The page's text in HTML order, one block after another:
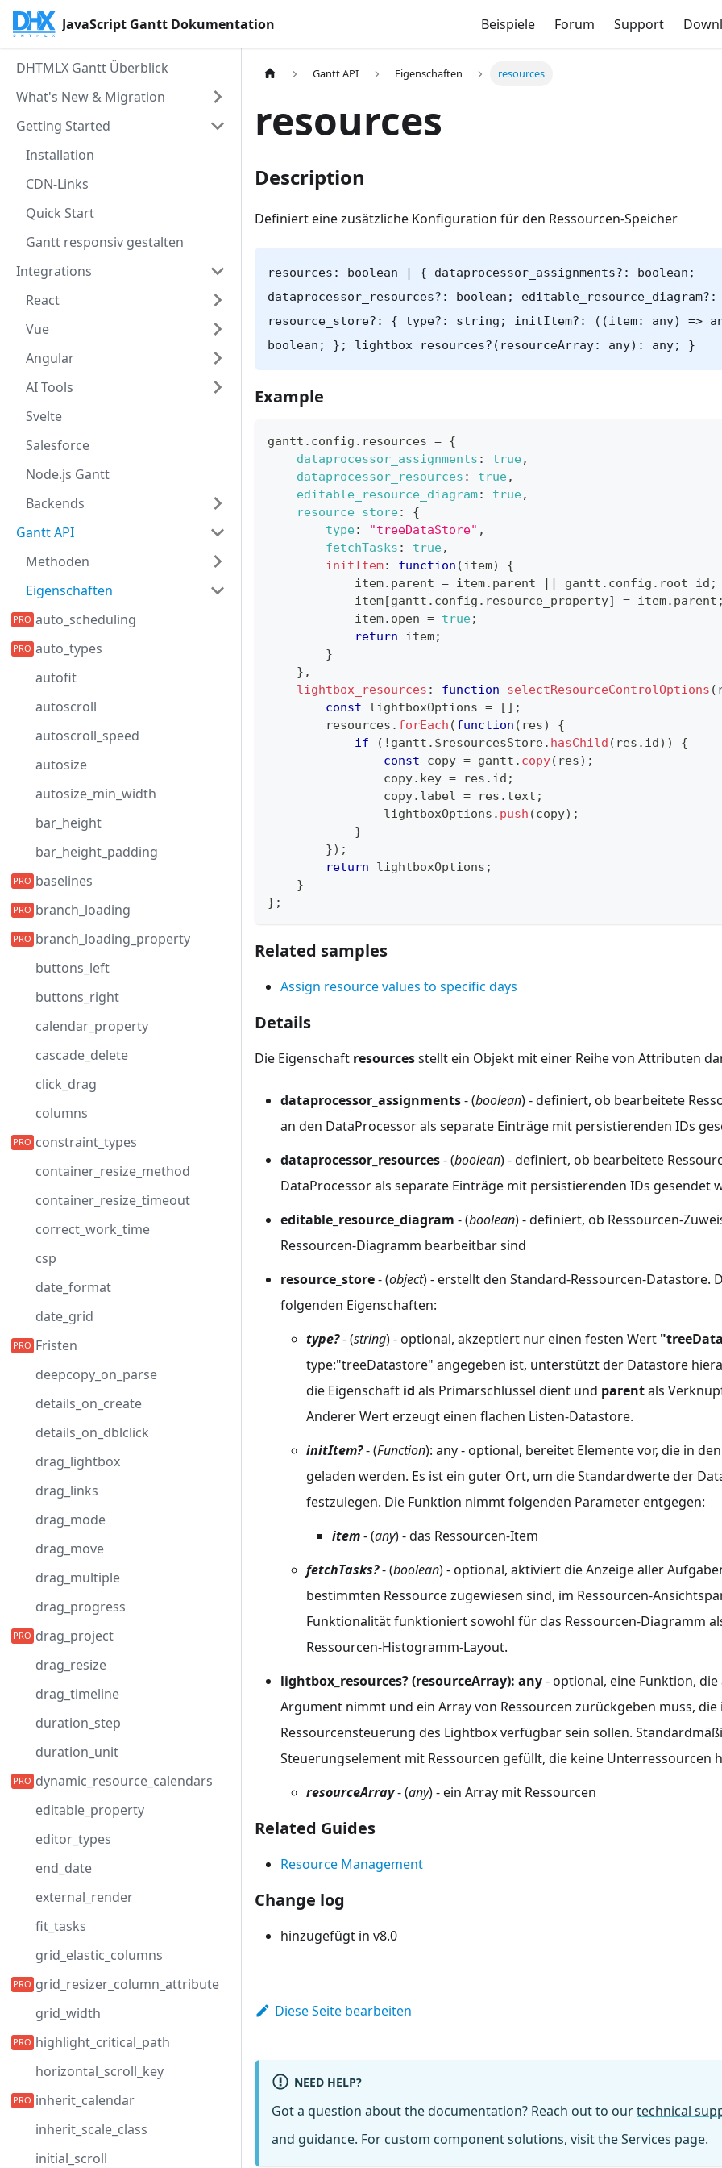
JavaScript Gantt Dokumentation Beispiele Forum Support
DHTMLX Gantt Überblick
What's New & Migration
Getting Started
Installation
CDN-Links
Quick Start
Gantt responsiv gestalten
Integrations
React
Vue
Angular
AI Tools
Svelte
Salesforce
Node.js Gantt
Backends
Gantt API
Methoden
Eigenschaften
auto_scheduling
auto_types
autofit
autoscroll
autoscroll_speed
autosize
autosize_min_width
bar_height
bar_height_padding
baselines
branch_loading
branch_loading_property
buttons_left
buttons_right
calendar_property
cascade_delete
click_drag
columns
constraint_types
container_resize_method
container_resize_timeout
correct_work_time
csp
date_format
date_grid
Fristen
deepcopy_on_parse
details_on_create
details_on_dblclick
drag_lightbox
drag_links
drag_mode
drag_move
drag_multiple
drag_progress
drag_project
drag_resize
drag_timeline
duration_step
duration_unit
dynamic_resource_calendars
editable_property
editor_types
end_date
external_render
fit_tasks
grid_elastic_columns
grid_resizer_column_attribute
grid_width
highlight_critical_path
horizontal_scroll_key
inherit_calendar
inherit_scale_class
initial_scroll
Gantt API Eigenschaften resources
resources
Description
Definiert eine zusätzliche Konfiguration für den Ressourcen-Speicher
resources: boolean | { dataprocessor_assignments?: boolean;
dataprocessor_resources?: boolean;
resource_store?: { type?: string; initItem?: ((item: any) =>
boolean; }; lightbox_resources?(resourceArray: any): any; }
Example
gantt . config . resources = {
dataprocessor_assignments : true,
dataprocessor_resources : true,
editable_resource_diagram: true,
resource_store:
{
type: "treeDataStore" ,
fetchTasks : true,
initItem: function (item)
{
            item
. parent = item. parent || gantt . config . root_id ;
            item
[gantt . config . resource_property] = item. parent
            item
. open = true;
return item;
}
} ,
lightbox_resources : function selectResourceControlOptions (
const lightboxOptions = [ ] ;
        resources
. forEach (function ( res)
{
if
( ! gantt . $resourcesStore. hasChild ( res . id) )
{
const copy = gantt . copy( res) ;
                copy
. key = res . id ;
                copy
. label = res . text ;
                lightboxOptions
. push (copy) ;
}
}) ;
return lightboxOptions ;
}
} ;
Related samples
Assign resource values to specific days
Details
Die Eigenschaft resourcesstellt ein Objekt mit einer Reihe von Attributen
dataprocessor_assignments- (boolean) - definiert, ob bearbeitete
an den DataProcessor als separate Einträge mit persistierenden IDs
dataprocessor_resources- (boolean) - definiert, ob bearbeitete
DataProcessor als separate Einträge mit persistierenden IDs gesendet
editable_resource_diagram - (boolean) - definiert, ob Ressourcen-
Ressourcen-Diagramm bearbeitbar sind
resource_store- (object) - erstellt den Standard-Ressourcen-Datastore.
folgenden Eigenschaften:
type?- (string) - optional, akzeptiert nur einen festen Wert
type:"treeDatastore" angegeben ist, unterstützt der Datastore
die Eigenschaft id als Primärschlüssel dient und parentals
Anderer Wert erzeugt einen flachen Listen-Datastore.
initItem?- (Function): any - optional, bereitet Elemente vor, die in
geladen werden. Es ist ein guter Ort, um die Standardwerte der
festzulegen. Die Funktion nimmt folgenden Parameter entgegen:
item- (any) - das Ressourcen-Item
fetchTasks?- (boolean) - optional, aktiviert die Anzeige aller
bestimmten Ressource zugewiesen sind, im Ressourcen-
Funktionalität funktioniert sowohl für das Ressourcen-Diagramm
Ressourcen-Histogramm-Layout.
lightbox_resources? (resourceArray): any- optional, eine Funktion, die
Argument nimmt und ein Array von Ressourcen zurückgeben muss, die
Ressourcensteuerung des Lightbox verfügbar sein sollen.
Steuerungselement mit Ressourcen gefüllt, die keine Unterressourcen
resourceArray- (any) - ein Array mit Ressourcen
Related Guides
Resource Management
Change log
hinzugefügt in v8.0
Diese Seite bearbeiten
NEED HELP?
Got a question about the documentation? Reach out to ourtechnical
and guidance. For custom component solutions, visit theServices page.